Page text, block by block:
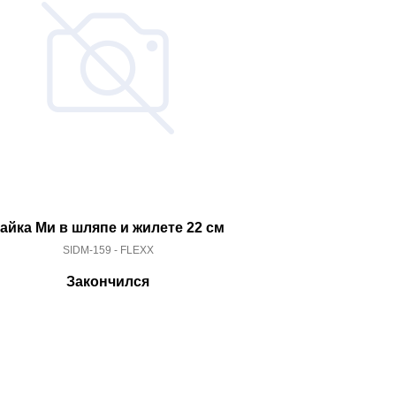
Ми в шляпе и жилете 22 см
SIDM-159 - FLEXX
Закончился